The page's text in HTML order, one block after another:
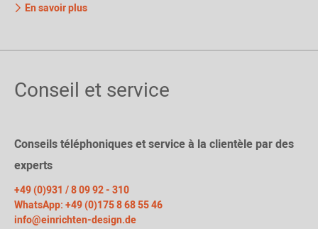
En savoir plus
Conseil et service
Conseils téléphoniques et service à la clientèle par des
experts
+49 (0)931 / 8 09 92 - 310
WhatsApp: +49 (0)175 8 68 55 46
info@einrichten-design.de